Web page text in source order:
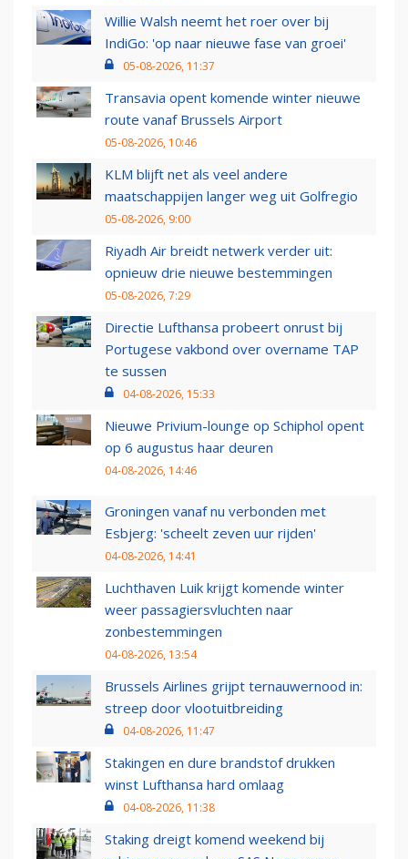
Willie Walsh neemt het roer over bij
IndiGo: 'op naar nieuwe fase van groei'
05-08-2026, 11:37
Transavia opent komende winter nieuwe
route vanaf Brussels Airport
05-08-2026, 10:46
KLM blijft net als veel andere
maatschappijen langer weg uit Golfregio
05-08-2026, 9:00
Riyadh Air breidt netwerk verder uit:
opnieuw drie nieuwe bestemmingen
05-08-2026, 7:29
Directie Lufthansa probeert onrust bij
Portugese vakbond over overname TAP
te sussen
04-08-2026, 15:33
Nieuwe Privium-lounge op Schiphol opent
op 6 augustus haar deuren
04-08-2026, 14:46
Groningen vanaf nu verbonden met
Esbjerg: 'scheelt zeven uur rijden'
04-08-2026, 14:41
Luchthaven Luik krijgt komende winter
weer passagiersvluchten naar
zonbestemmingen
04-08-2026, 13:54
Brussels Airlines grijpt ternauwernood in:
streep door vlootuitbreiding
04-08-2026, 11:47
Stakingen en dure brandstof drukken
winst Lufthansa hard omlaag
04-08-2026, 11:38
Staking dreigt komend weekend bij